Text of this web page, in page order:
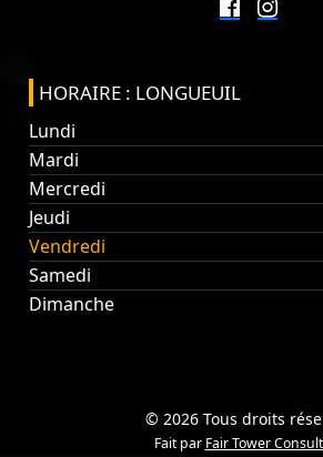
HORAIRE : LONGUEUIL
Lundi
Mardi
Mercredi
Jeudi
Vendredi
Samedi
Dimanche
© 2026 Tous droits
Fait par Fair Tower